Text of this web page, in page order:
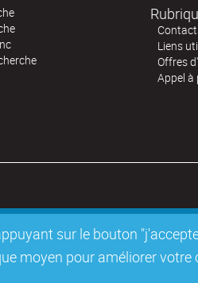
sur le bouton
moyen pour améliorer votre
Liens
Offres
Appel à